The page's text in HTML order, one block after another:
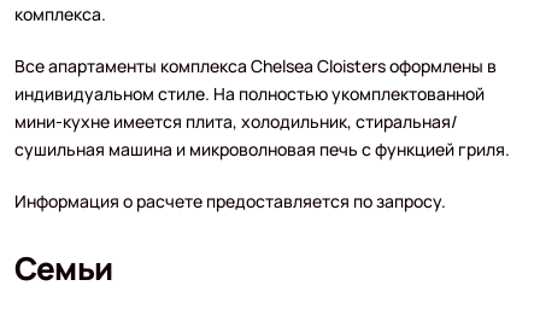
комплекса.
Все апартаменты комплекса Chelsea Cloisters оформлены в
индивидуальном стиле. На полностью укомплектованной
мини-кухне имеется плита, холодильник, стиральная/
сушильная машина и микроволновая печь с функцией гриля.
Информация о расчете предоставляется по запросу.
Семьи